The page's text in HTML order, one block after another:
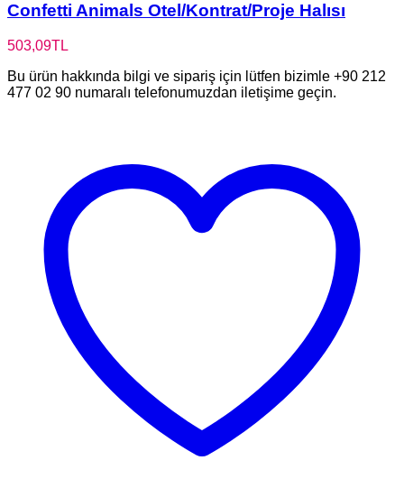
Confetti Animals Otel/Kontrat/Proje Halısı
503,09TL
Bu ürün hakkında bilgi ve sipariş için lütfen bizimle +90 212
477 02 90 numaralı telefonumuzdan iletişime geçin.